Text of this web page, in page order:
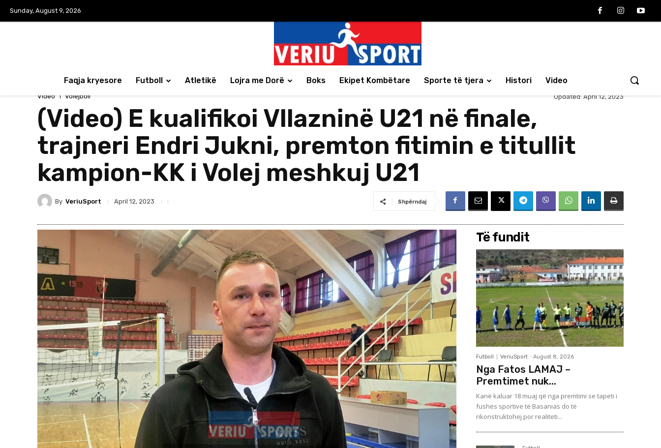
Sunday, August 9, 2026
Faqja kryesore Futboll Atletikë Lojra me Dorë Boks Ekipet Kombëtare Sporte të tjera Histori Video
Video Volejboll Updated: April 12, 2023
(Video) E kualifikoi Vllazninë U21 në finale,
trajneri Endri Jukni, premton fitimin e titullit
kampion-KK i Volej meshkuj U21
By VeriuSport April 12, 2023 Shpërndaj
Të fundit
Futboll VeriuSport - August 8, 2026
Nga Fatos LAMAJ –
Premtimet nuk...
Kanë kaluar 18 muaj që nga premtimi se tapeti i
fushës sportive të Basanias do të
rikonstruktohej por realiteti...